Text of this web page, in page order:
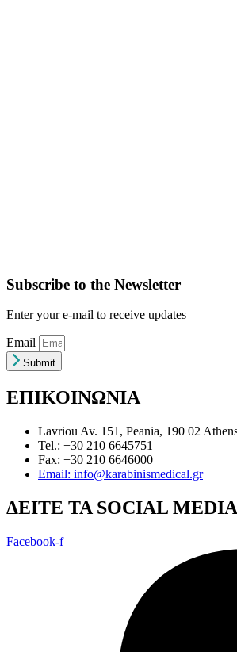
Subscribe to the Newsletter
Enter your e-mail to receive updates
Email
Submit
ΕΠΙΚΟΙΝΩΝΙΑ
Lavriou Av. 151, Peania, 190 02
Tel.: +30 210 6645751
Fax: +30 210 6646000
Email: info@karabinismedical.gr
ΔEITE TA SOCIAL
Facebook-f